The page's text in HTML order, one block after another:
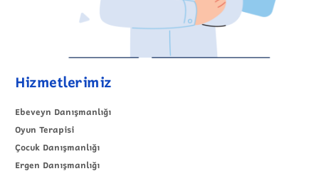
Hizmetlerimiz
Ebeveyn Danışmanlığı
Oyun Terapisi
Çocuk Danışmanlığı
Ergen Danışmanlığı